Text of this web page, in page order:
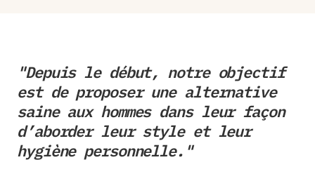
"Depuis le début, notre objectif
est de proposer une alternative
saine aux hommes dans leur façon
d’aborder leur style et leur
hygiène personnelle."